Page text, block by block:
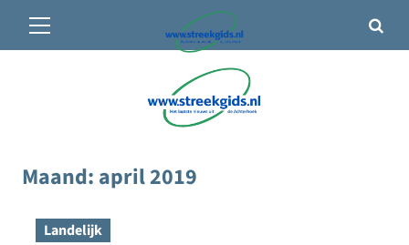
20°C• Vandaag 12° / 21°
menu
Maand: april 2019
Landelijk